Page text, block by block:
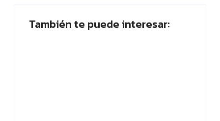
También te puede interesar: